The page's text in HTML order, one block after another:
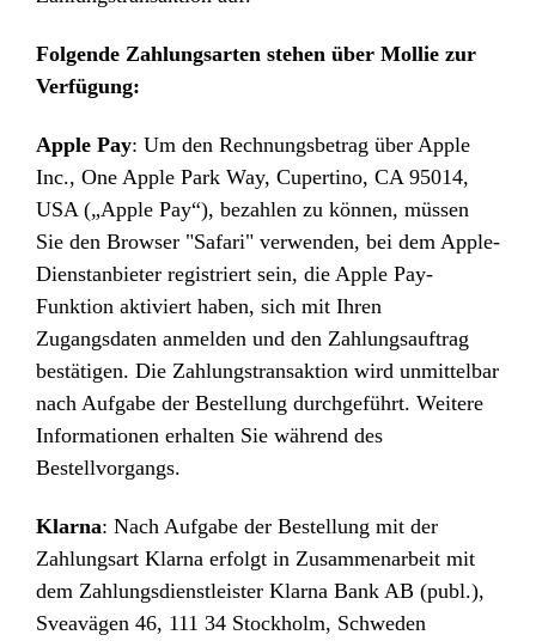
Folgende Zahlungsarten stehen über Mollie zur
Verfügung:
Apple Pay: Um den Rechnungsbetrag über Apple
Inc., One Apple Park Way, Cupertino, CA 95014,
USA („Apple Pay“), bezahlen zu können, müssen
Sie den Browser "Safari" verwenden, bei dem Apple-
Dienstanbieter registriert sein, die Apple Pay-
Funktion aktiviert haben, sich mit Ihren
Zugangsdaten anmelden und den Zahlungsauftrag
bestätigen. Die Zahlungstransaktion wird unmittelbar
nach Aufgabe der Bestellung durchgeführt. Weitere
Informationen erhalten Sie während des
Bestellvorgangs.
Klarna: Nach Aufgabe der Bestellung mit der
Zahlungsart Klarna erfolgt in Zusammenarbeit mit
dem Zahlungsdienstleister Klarna Bank AB (publ.),
Sveavägen 46, 111 34 Stockholm, Schweden